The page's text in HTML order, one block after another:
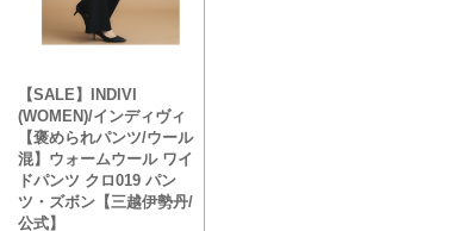
【SALE】INDIVI
(WOMEN)/インディヴィ
【褒められパンツ/ウール
混】ウォームウール ワイ
ドパンツ クロ019 パン
ツ・ズボン【三越伊勢丹/
公式】